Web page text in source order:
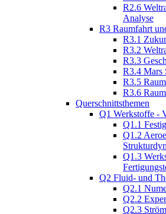
R2.6
Analyse
R3 Raumfahrt
R3.1
R3.2
R3.3
R3.4 Mars
R3.5
R3.6
Querschnittsthemen
Q1 Werkstoffe -
Q1.1
Q1.2
Q1.3
Q2 Fluid- und
Q2.1
Q2.2
Q2.3